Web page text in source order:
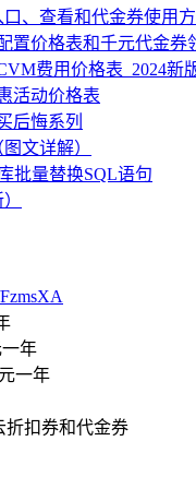
、查看和代金券使用
置价格表和千元代金券
费用价格表_2024新
活动价格表
后悔系列
文详解）
批量替换SQL语句
年
一年
折扣券和代金券